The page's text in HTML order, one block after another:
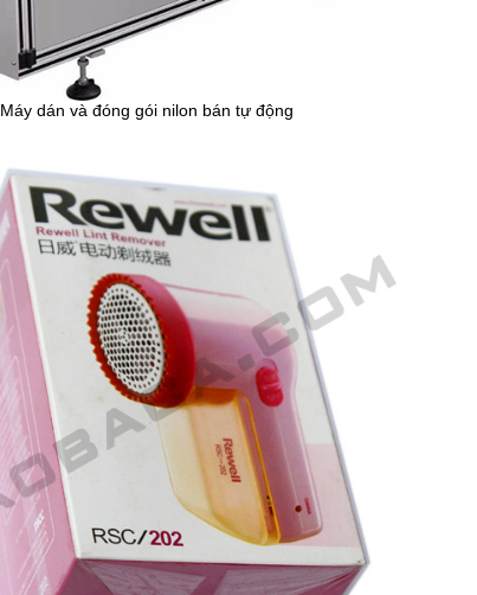
Máy dán và đóng gói nilon bán tự động